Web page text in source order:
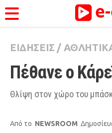
ΚΑΤΗΓΟΡΊΕΣ
Ειδήσεις
Θέματα
Podcasts
ΕΙΔΗΣΕΙΣ /
Πέθανε ο
Θλίψη στον χώρο του
Από το NEWSROOM